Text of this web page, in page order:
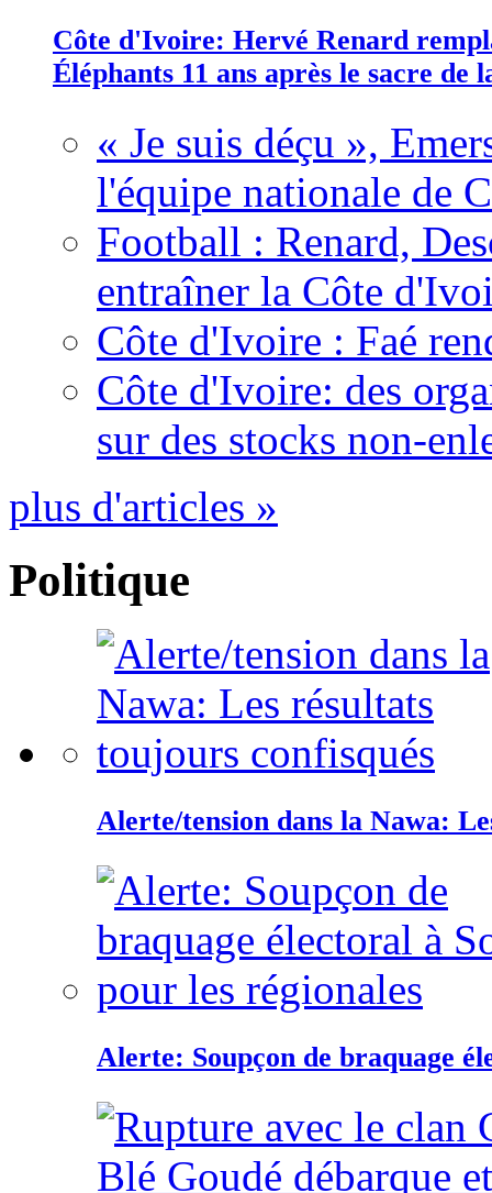
Côte d'Ivoire: Hervé Renard
Éléphants 11 ans après le sacre de
« Je suis déçu »,
l'équipe nationale de
Football : Renard,
entraîner la Côte
Côte d'Ivoire : Faé
Côte d'Ivoire: des
sur des stocks non-
plus d'articles »
Politique
Alerte/tension dans la Nawa:
Alerte: Soupçon de braquage